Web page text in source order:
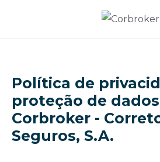
Política de
proteção de
Corbroker -
Seguros, S.A.